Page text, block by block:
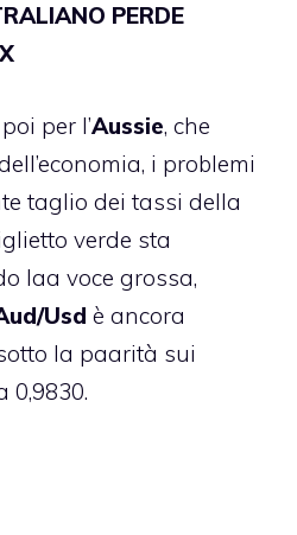
PERDE
per l’Aussie, che
i problemi
taglio dei tassi della
verde sta
laa voce grossa,
Usd è ancora
la paarità sui
0,9830.